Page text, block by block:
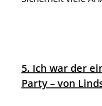
5. Ich war der
Party – von